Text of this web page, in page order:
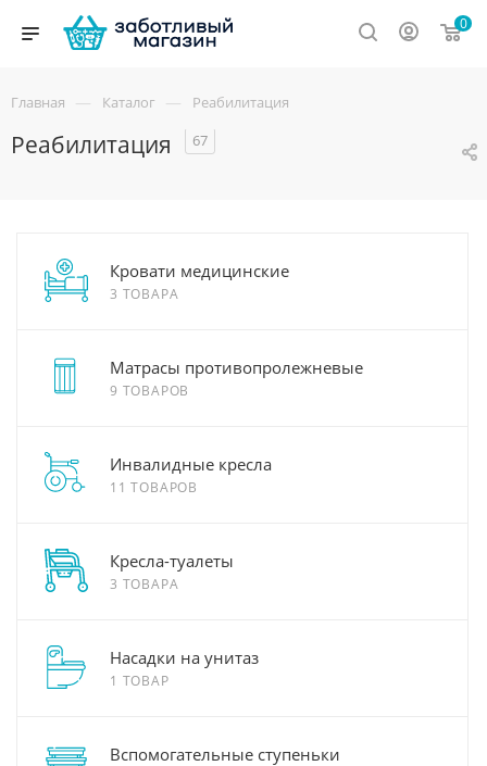
0
Главная — Каталог — Реабилитация
Реабилитация 67
Кровати медицинские
3 ТОВАРА
Матрасы противопролежневые
9 ТОВАРОВ
Инвалидные кресла
11 ТОВАРОВ
Кресла-туалеты
3 ТОВАРА
Насадки на унитаз
1 ТОВАР
Вспомогательные ступеньки